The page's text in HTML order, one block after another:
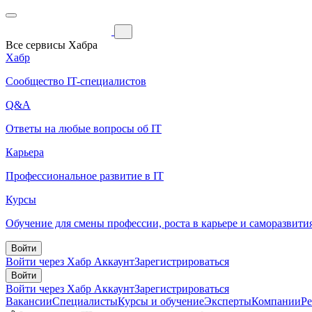
Все сервисы Хабра
Хабр
Сообщество IT-специалистов
Q&A
Ответы на любые вопросы об IT
Карьера
Профессиональное развитие в IT
Курсы
Обучение для смены профессии, роста в карьере и
Войти
Войти через Хабр АккаунтЗарегистрироваться
Войти
Войти через Хабр АккаунтЗарегистрироваться
ВакансииСпециалистыКурсы и обучениеЭкспертыКомпании